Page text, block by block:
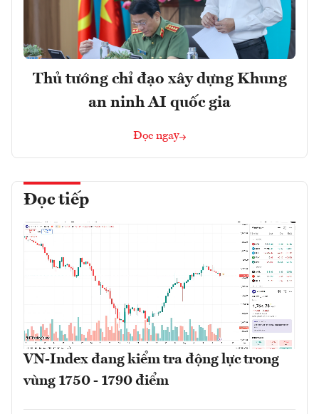
Thủ tướng chỉ đạo xây dựng Khung
an ninh AI quốc gia
Đọc ngay
Đọc tiếp
VN-Index đang kiểm tra động lực trong
vùng 1750 - 1790 điểm